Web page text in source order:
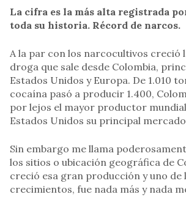
La cifra es la más alta registrada
toda su historia. Récord de narcos.
A la par con los narcocultivos creció
droga que sale desde Colombia,
Estados Unidos y Europa. De 1.010
cocaína pasó a producir 1.400,
por lejos el mayor productor
Estados Unidos su principal
Sin embargo me llama
los sitios o ubicación geográfica de
creció esa gran producción y uno de
crecimientos, fue nada más y nada